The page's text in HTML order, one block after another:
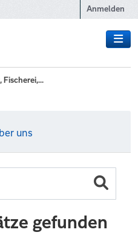
Anmelden
Fischerei,...
uns
gefunden